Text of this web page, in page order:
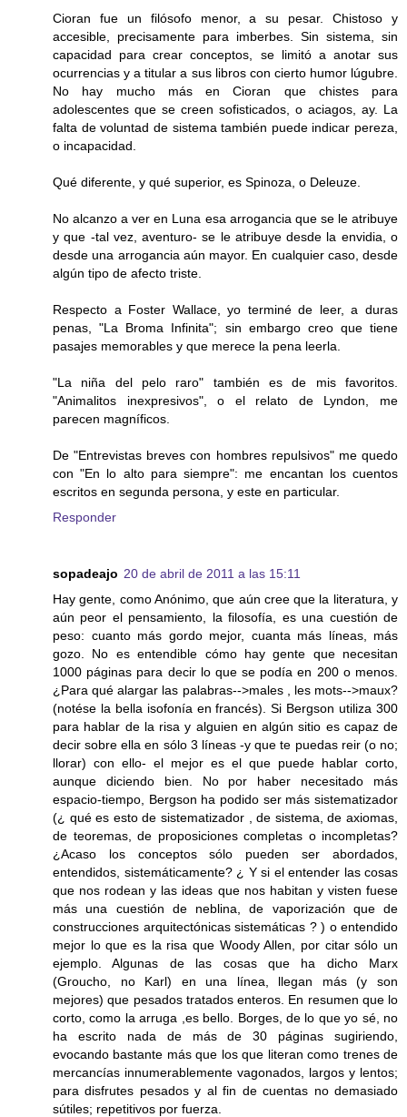
Cioran fue un filósofo menor, a su pesar. Chistoso y
accesible, precisamente para imberbes. Sin sistema, sin
capacidad para crear conceptos, se limitó a anotar sus
ocurrencias y a titular a sus libros con cierto humor lúgubre.
No hay mucho más en Cioran que chistes para
adolescentes que se creen sofisticados, o aciagos, ay. La
falta de voluntad de sistema también puede indicar pereza,
o incapacidad.
Qué diferente, y qué superior, es Spinoza, o Deleuze.
No alcanzo a ver en Luna esa arrogancia que se le atribuye
y que -tal vez, aventuro- se le atribuye desde la envidia, o
desde una arrogancia aún mayor. En cualquier caso, desde
algún tipo de afecto triste.
Respecto a Foster Wallace, yo terminé de leer, a duras
penas, "La Broma Infinita"; sin embargo creo que tiene
pasajes memorables y que merece la pena leerla.
"La niña del pelo raro" también es de mis favoritos.
"Animalitos inexpresivos", o el relato de Lyndon, me
parecen magníficos.
De "Entrevistas breves con hombres repulsivos" me quedo
con "En lo alto para siempre": me encantan los cuentos
escritos en segunda persona, y este en particular.
Responder
sopadeajo 20 de abril de 2011 a las 15:11
Hay gente, como Anónimo, que aún cree que la literatura, y
aún peor el pensamiento, la filosofía, es una cuestión de
peso: cuanto más gordo mejor, cuanta más líneas, más
gozo. No es entendible cómo hay gente que necesitan
1000 páginas para decir lo que se podía en 200 o menos.
¿Para qué alargar las palabras-->males , les mots-->maux?
(notése la bella isofonía en francés). Si Bergson utiliza 300
para hablar de la risa y alguien en algún sitio es capaz de
decir sobre ella en sólo 3 líneas -y que te puedas reir (o no;
llorar) con ello- el mejor es el que puede hablar corto,
aunque diciendo bien. No por haber necesitado más
espacio-tiempo, Bergson ha podido ser más sistematizador
(¿ qué es esto de sistematizador , de sistema, de axiomas,
de teoremas, de proposiciones completas o incompletas?
¿Acaso los conceptos sólo pueden ser abordados,
entendidos, sistemáticamente? ¿ Y si el entender las cosas
que nos rodean y las ideas que nos habitan y visten fuese
más una cuestión de neblina, de vaporización que de
construcciones arquitectónicas sistemáticas ? ) o entendido
mejor lo que es la risa que Woody Allen, por citar sólo un
ejemplo. Algunas de las cosas que ha dicho Marx
(Groucho, no Karl) en una línea, llegan más (y son
mejores) que pesados tratados enteros. En resumen que lo
corto, como la arruga ,es bello. Borges, de lo que yo sé, no
ha escrito nada de más de 30 páginas sugiriendo,
evocando bastante más que los que literan como trenes de
mercancías innumerablemente vagonados, largos y lentos;
para disfrutes pesados y al fin de cuentas no demasiado
sútiles; repetitivos por fuerza.